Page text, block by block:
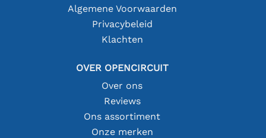
Algemene Voorwaarden
Privacybeleid
Klachten
OVER OPENCIRCUIT
Over ons
Reviews
Ons assortiment
Onze merken